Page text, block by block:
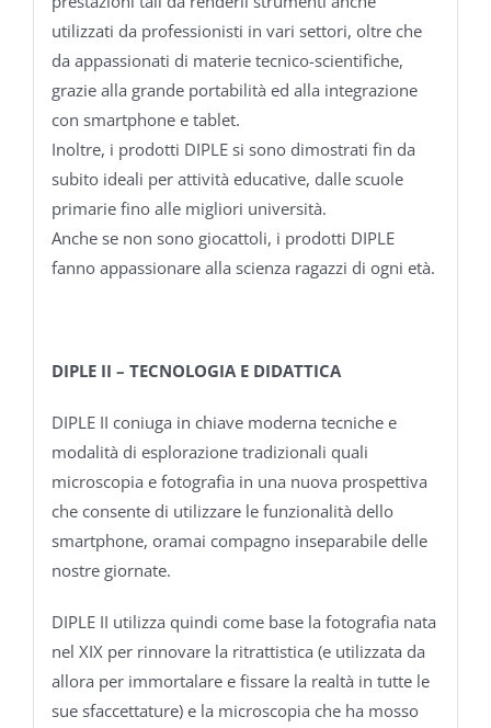
utilizzati da professionisti in vari settori, oltre che
da appassionati di materie tecnico-scientifiche,
grazie alla grande portabilità ed alla integrazione
con smartphone e tablet.
Inoltre, i prodotti DIPLE si sono dimostrati fin da
subito ideali per attività educative, dalle scuole
primarie fino alle migliori università.
Anche se non sono giocattoli, i prodotti DIPLE
fanno appassionare alla scienza ragazzi di ogni età.
DIPLE II – TECNOLOGIA E DIDATTICA
DIPLE II coniuga in chiave moderna tecniche e
modalità di esplorazione tradizionali quali
microscopia e fotografia in una nuova prospettiva
che consente di utilizzare le funzionalità dello
smartphone, oramai compagno inseparabile delle
nostre giornate.
DIPLE II utilizza quindi come base la fotografia nata
nel XIX per rinnovare la ritrattistica (e utilizzata da
allora per immortalare e fissare la realtà in tutte le
sue sfaccettature) e la microscopia che ha mosso